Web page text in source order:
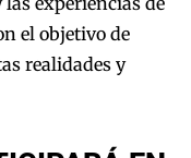
el objetivo de
realidades y